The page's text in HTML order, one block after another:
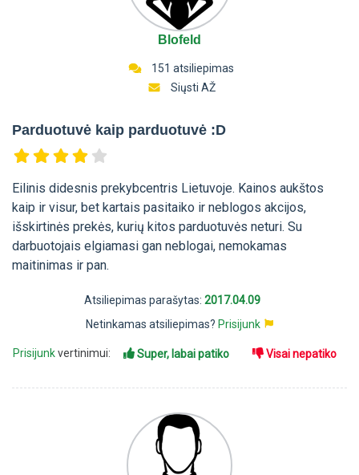
Blofeld
151 atsiliepimas
Siųsti AŽ
Parduotuvė kaip parduotuvė :D
Eilinis didesnis prekybcentris Lietuvoje. Kainos aukštos
kaip ir visur, bet kartais pasitaiko ir neblogos akcijos,
išskirtinės prekės, kurių kitos parduotuvės neturi. Su
darbuotojais elgiamasi gan neblogai, nemokamas
maitinimas ir pan.
Atsiliepimas parašytas: 2017.04.09
Netinkamas atsiliepimas? Prisijunk
Prisijunkvertinimui: Super, labai patiko Visai nepatiko